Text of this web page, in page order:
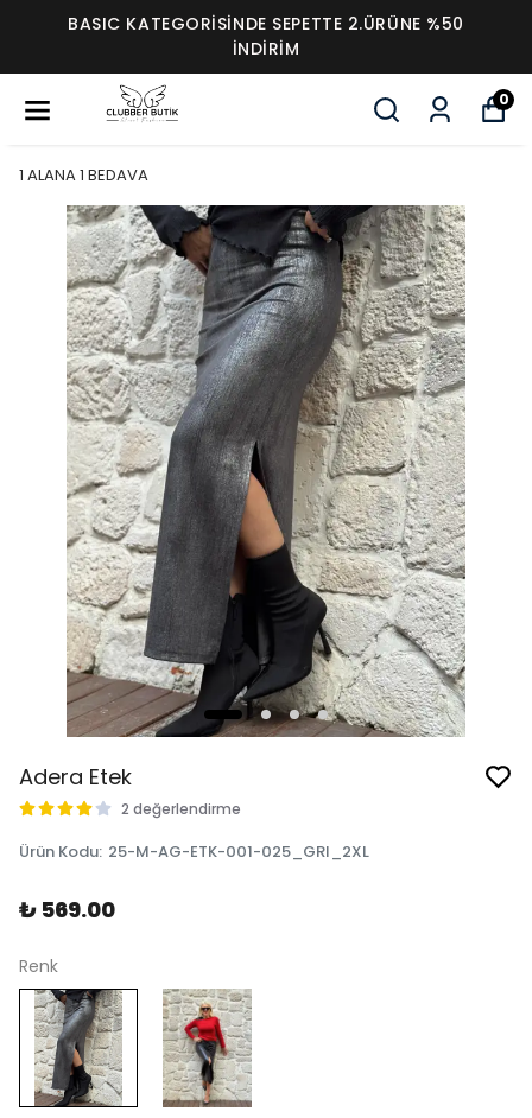
BASIC KATEGORİSİNDE SEPETTE 2.ÜRÜNE %50
İNDİRİM
0
1 ALANA 1 BEDAVA
Adera Etek
2 değerlendirme
Ürün Kodu: 25-M-AG-ETK-001-025_GRI_2XL
₺ 569.00
Renk